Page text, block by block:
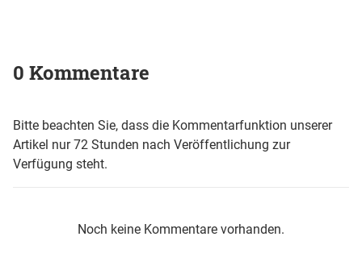
0 Kommentare
Bitte beachten Sie, dass die Kommentarfunktion unserer
Artikel nur 72 Stunden nach Veröffentlichung zur
Verfügung steht.
Noch keine Kommentare vorhanden.